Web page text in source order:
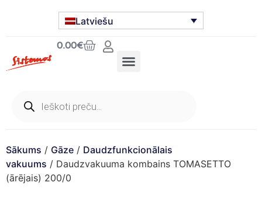
Latviešu
0.00€
Sākums / Gāze / Daudzfunkcionālais
vakuums / Daudzvakuuma kombains TOMASETTO
(ārējais) 200/0